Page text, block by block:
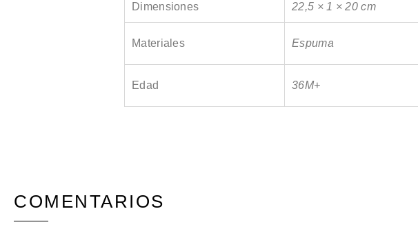
Dimensiones 22,5 × 1 × 20 cm
Materiales Espuma
Edad 36M+
COMENTARIOS